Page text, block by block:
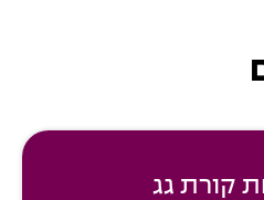
קורת גג